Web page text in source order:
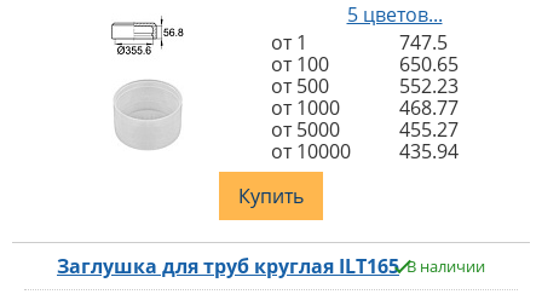
5 цветов...
от 1
747.5
от 100
650.65
от 500
552.23
от 1000
468.77
от 5000
455.27
от 10000
435.94
Купить
Заглушка для труб круглая ILT165 В наличии